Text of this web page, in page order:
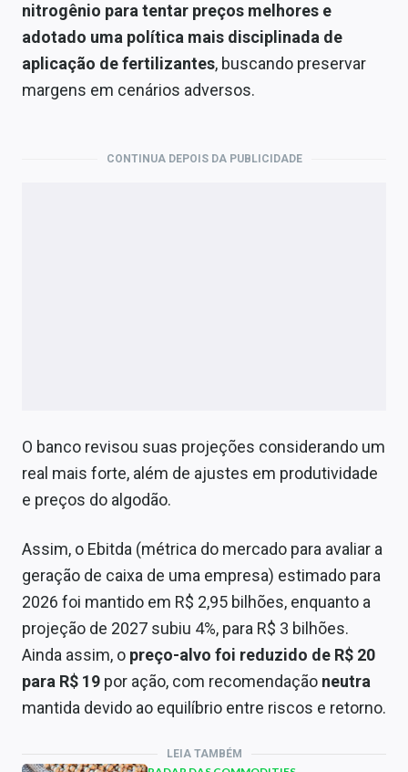
nitrogênio para tentar preços melhores e
adotado uma política mais disciplinada de
aplicação de fertilizantes, buscando preservar
margens em cenários adversos.
CONTINUA DEPOIS DA PUBLICIDADE
O banco revisou suas projeções considerando um
real mais forte, além de ajustes em produtividade
e preços do algodão.
Assim, o Ebitda (métrica do mercado para avaliar a
geração de caixa de uma empresa) estimado para
2026 foi mantido em R$ 2,95 bilhões, enquanto a
projeção de 2027 subiu 4%, para R$ 3 bilhões.
Ainda assim, o preço-alvo foi reduzido de R$ 20
para R$ 19 por ação, com recomendação neutra
mantida devido ao equilíbrio entre riscos e retorno.
LEIA TAMBÉM